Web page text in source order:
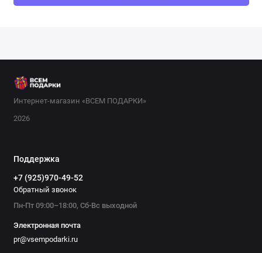
Интернет-магазин «ВСЕМ ПОДАРКИ»
2026
Поддержка
+7 (925)970-49-52
Обратный звонок
Пн-Пт 09:00–18:00, Сб-Вс выходной
Электронная почта
pr@vsempodarki.ru